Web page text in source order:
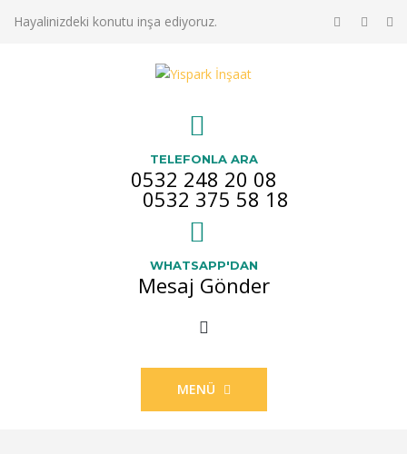
Hayalinizdeki konutu inşa ediyoruz.
TELEFONLA ARA
0532 248 20 08
0532 375 58 18
WHATSAPP'DAN
Mesaj Gönder
MENÜ